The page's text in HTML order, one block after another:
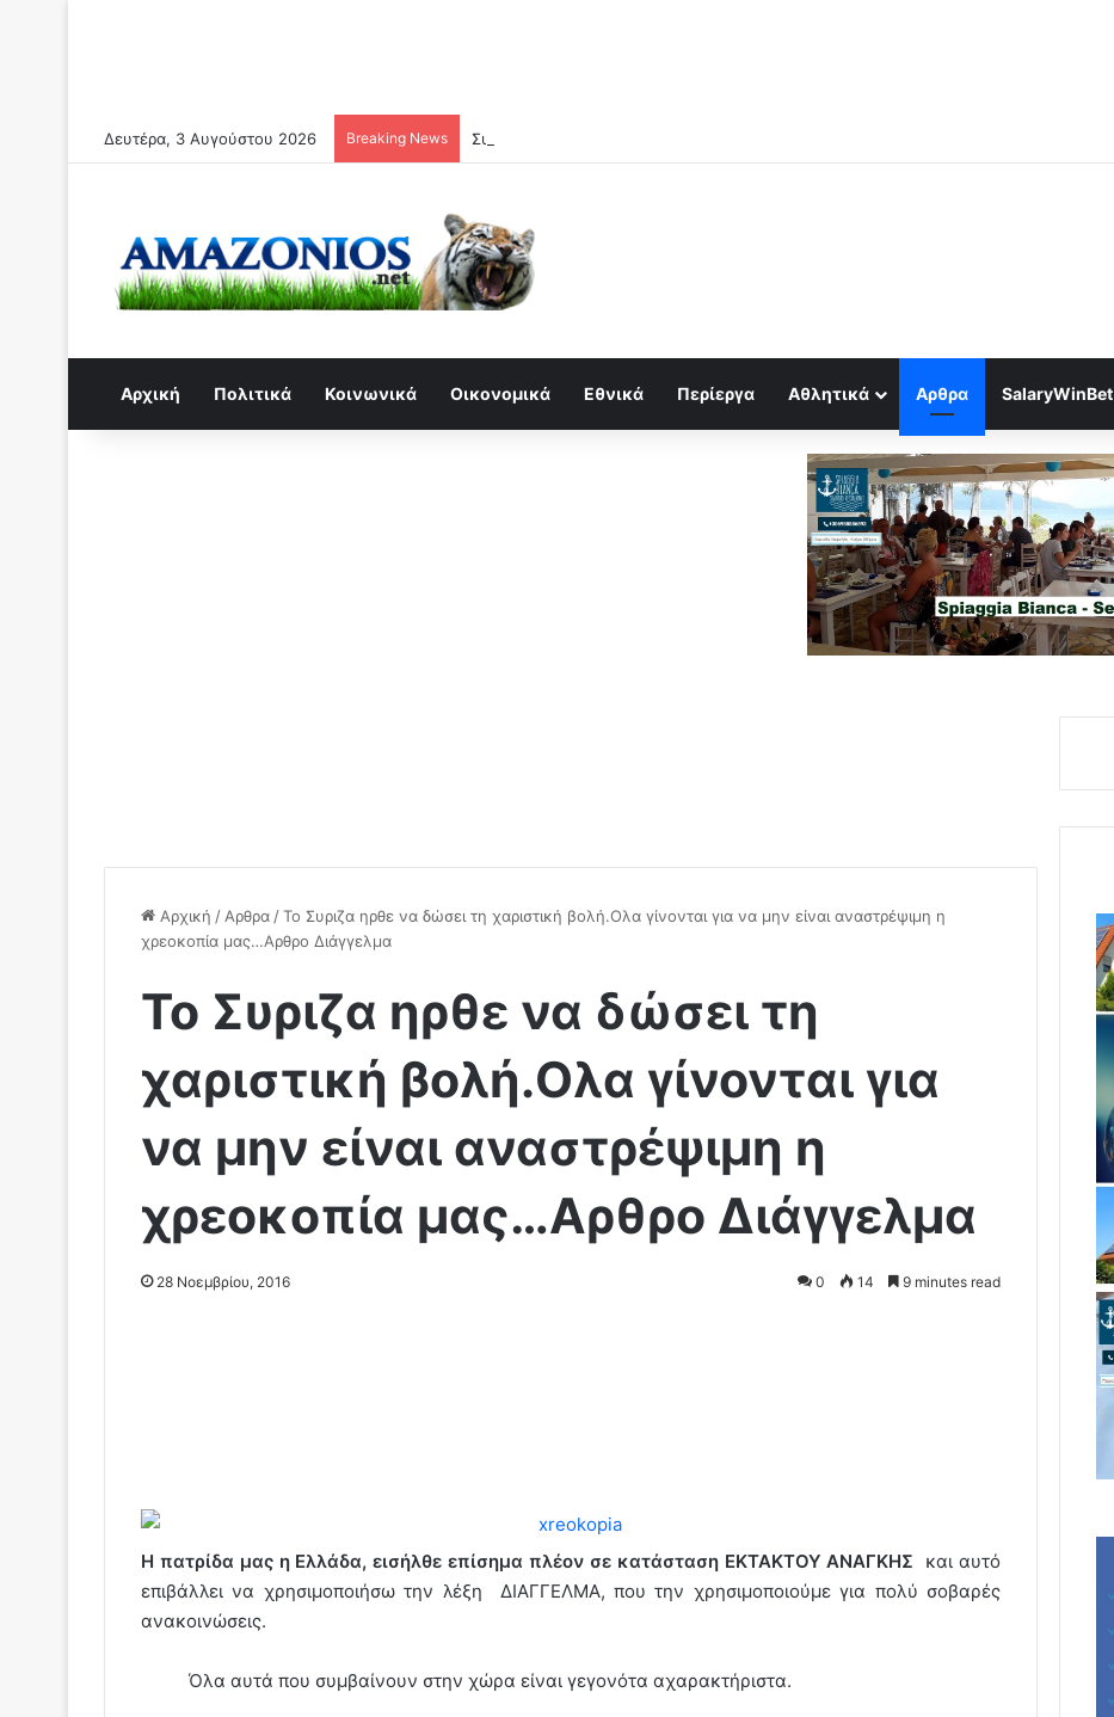
Δευτέρα, 3 Αυγούστου 2026 Breaking News Συναγερμός για κραχ τύπου 1929 και τραπεζική κατάρρευση
Αρχική Πολιτικά Κοινωνικά Οικονομικά Εθνικά Περίεργα Αθλητικά Αρθρα SalaryWinBet
Αρχική / Αρθρα /To Συριζα ηρθε να δώσει τη χαριστική βολή.Ολα γίνονται για να μην είναι αναστρέψιμη η
χρεοκοπία μας…Αρθρο Διάγγελμα
To Συριζα ηρθε να δώσει τη
χαριστική βολή.Ολα γίνονται για
να μην είναι αναστρέψιμη η
χρεοκοπία μας…Αρθρο Διάγγελμα
28 Νοεμβρίου, 2016 0 14 9 minutes read
Η πατρίδα μας η Ελλάδα, εισήλθε επίσημα πλέον σε κατάσταση ΕΚΤΑΚΤΟΥ ΑΝΑΓΚΗΣ και αυτό
επιβάλλει να χρησιμοποιήσω την λέξη ΔΙΑΓΓΕΛΜΑ, που την χρησιμοποιούμε για πολύ σοβαρές
ανακοινώσεις.
Όλα αυτά που συμβαίνουν στην χώρα είναι γεγονότα αχαρακτήριστα.